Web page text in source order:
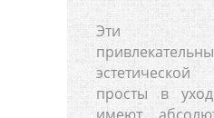
Эти
просты в